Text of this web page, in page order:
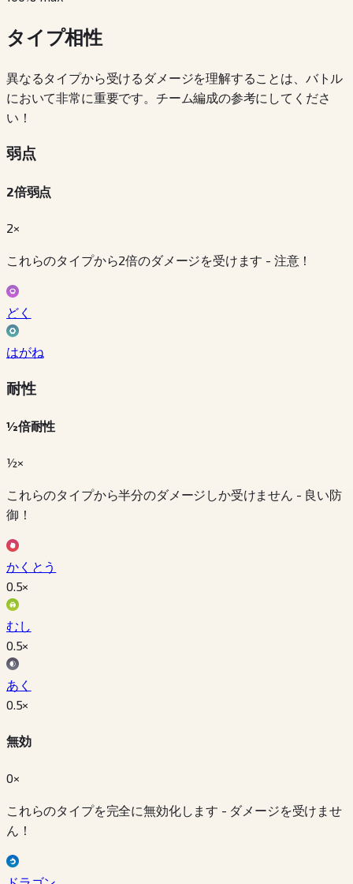
タイプ相性
異なるタイプから受けるダメージを理解することは、バトル
において非常に重要です。チーム編成の参考にしてくださ
い！
弱点
2倍弱点
2×
これらのタイプから2倍のダメージを受けます - 注意！
どく
はがね
耐性
½倍耐性
½×
これらのタイプから半分のダメージしか受けません - 良い防
御！
かくとう
0.5×
むし
0.5×
あく
0.5×
無効
0×
これらのタイプを完全に無効化します - ダメージを受けませ
ん！